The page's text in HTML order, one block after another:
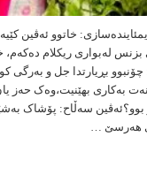
خاتوو ئەڤین
لەبواری ریکلام دەکەم،
بڕیارتدا جل و بەرگی
بەکاری بهێنیت،وەک حەز
بوو؟ئەڤین سەڵاح: پۆشاک
هەرسێ …